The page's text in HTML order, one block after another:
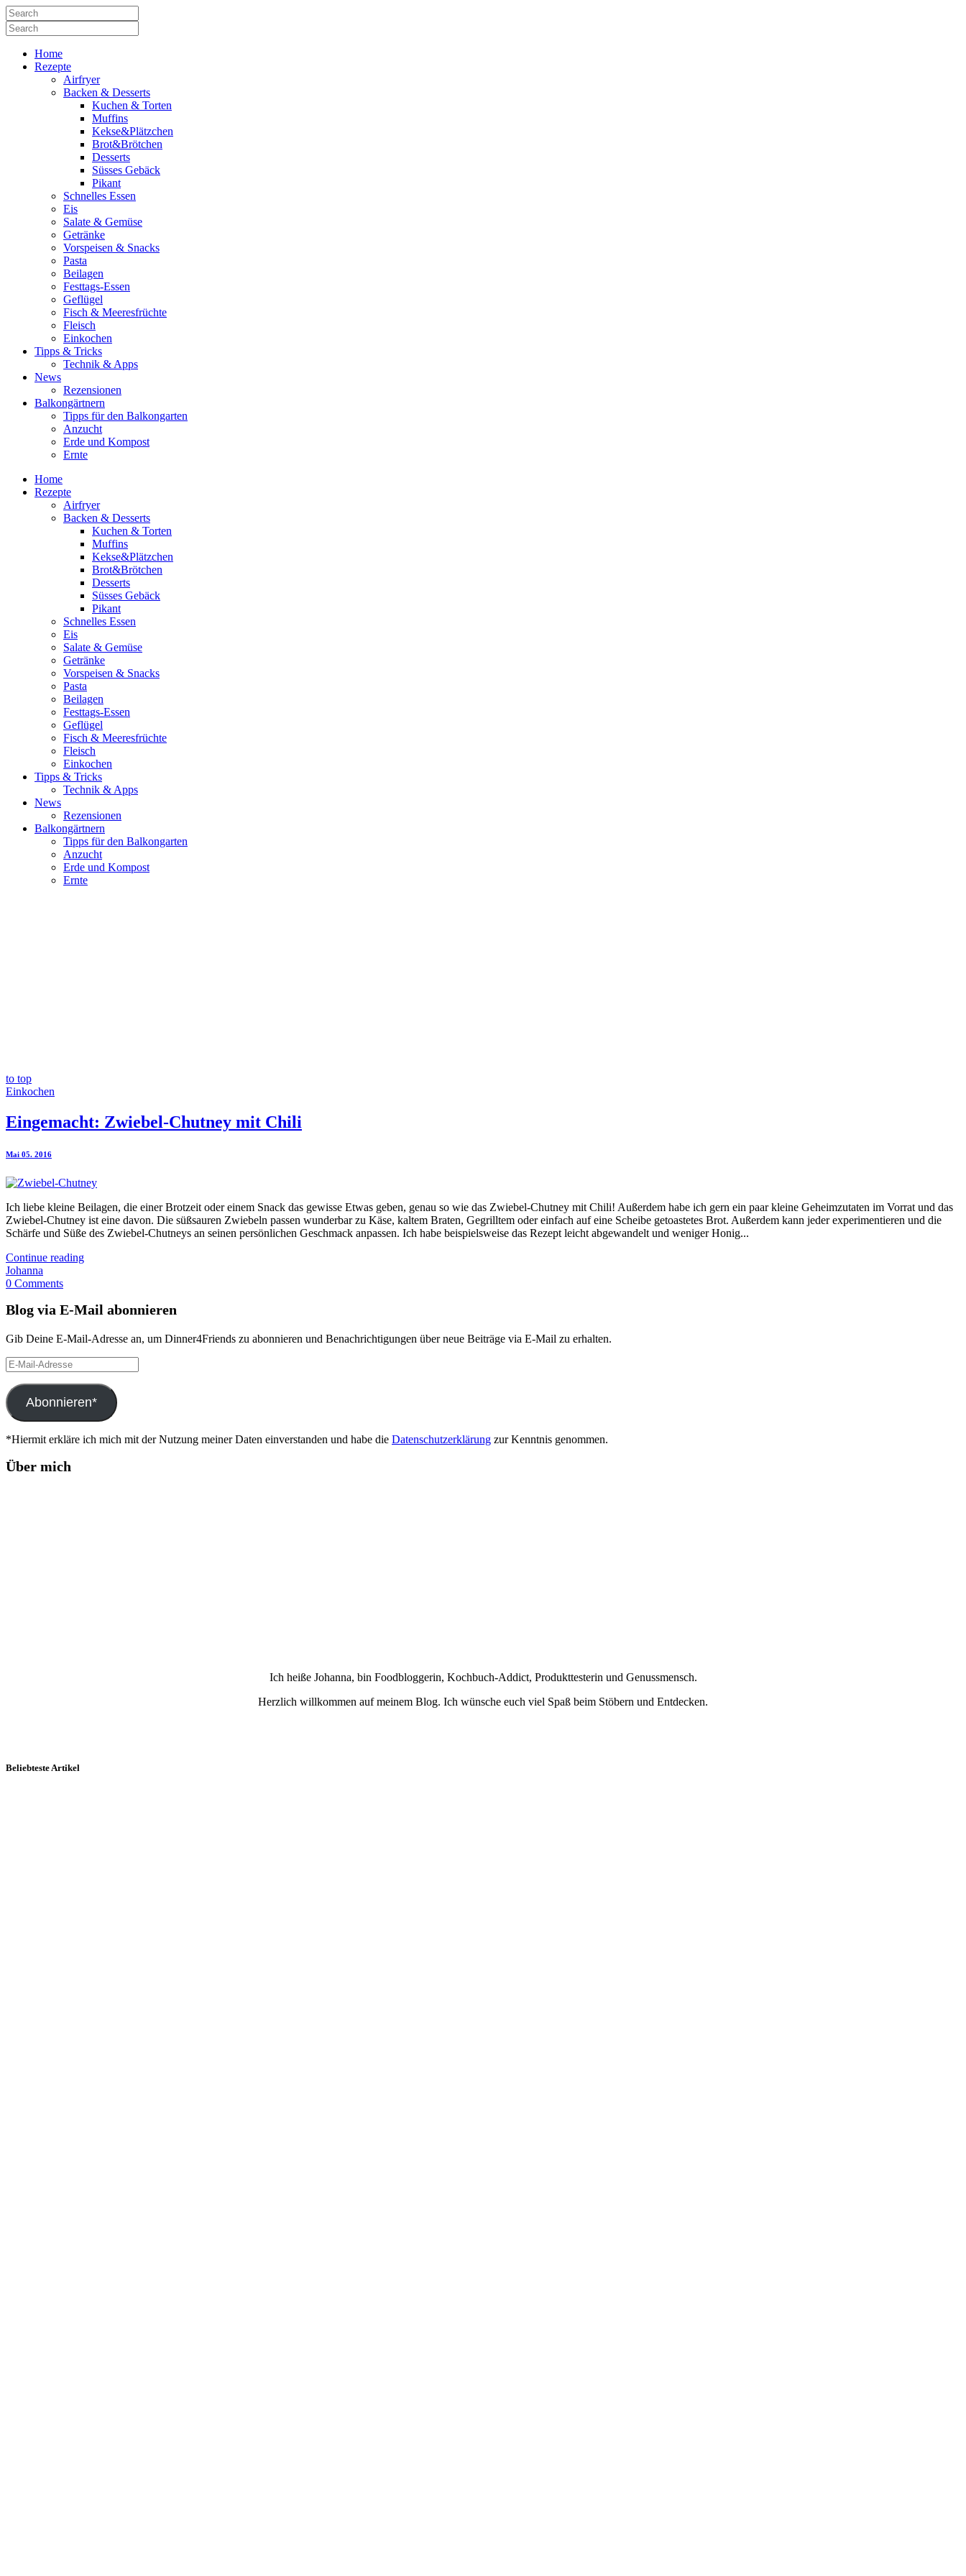
Home
Rezepte
Airfryer
Backen & Desserts
Kuchen & Torten
Muffins
Kekse&Plätzchen
Brot&Brötchen
Desserts
Süsses Gebäck
Pikant
Schnelles Essen
Eis
Salate & Gemüse
Getränke
Vorspeisen & Snacks
Pasta
Beilagen
Festtags-Essen
Geflügel
Fisch & Meeresfrüchte
Fleisch
Einkochen
Tipps & Tricks
Technik & Apps
News
Rezensionen
Balkongärtnern
Tipps für den Balkongarten
Anzucht
Erde und Kompost
Ernte
Home
Rezepte
Airfryer
Backen & Desserts
Kuchen & Torten
Muffins
Kekse&Plätzchen
Brot&Brötchen
Desserts
Süsses Gebäck
Pikant
Schnelles Essen
Eis
Salate & Gemüse
Getränke
Vorspeisen & Snacks
Pasta
Beilagen
Festtags-Essen
Geflügel
Fisch & Meeresfrüchte
Fleisch
Einkochen
Tipps & Tricks
Technik & Apps
News
Rezensionen
Balkongärtnern
Tipps für den Balkongarten
Anzucht
Erde und Kompost
Ernte
to top
Einkochen
Eingemacht: Zwiebel-Chutney mit Chili
Mai 05. 2016
Ich liebe kleine Beilagen, die einer Brotzeit oder einem Snack das gewisse Etwas geben, genau so wie das Zwiebel-Chutney mit Chili! Außerdem habe ich gern ein paar kleine Geheimzutaten im Vorrat und das
Zwiebel-Chutney ist eine davon. Die süßsauren Zwiebeln passen wunderbar zu Käse, kaltem Braten, Gegrilltem oder einfach auf eine Scheibe getoastetes Brot. Außerdem kann jeder experimentieren und die
Schärfe und Süße des Zwiebel-Chutneys an seinen persönlichen Geschmack anpassen. Ich habe beispielsweise das Rezept leicht abgewandelt und weniger Honig...
Continue reading
Johanna
0 Comments
Blog via E-Mail abonnieren
Gib Deine E-Mail-Adresse an, um Dinner4Friends zu abonnieren und Benachrichtigungen über neue Beiträge via E-Mail zu erhalten.
E-
Mail-
Adresse
Abonnieren*
*Hiermit erkläre ich mich mit der Nutzung meiner Daten einverstanden und habe die Datenschutzerklärung zur Kenntnis genommen.
Über mich
Ich heiße Johanna, bin Foodbloggerin, Kochbuch-Addict, Produkttesterin und Genussmensch.
Herzlich willkommen auf meinem Blog. Ich wünsche euch viel Spaß beim Stöbern und Entdecken.
Beliebteste Artikel